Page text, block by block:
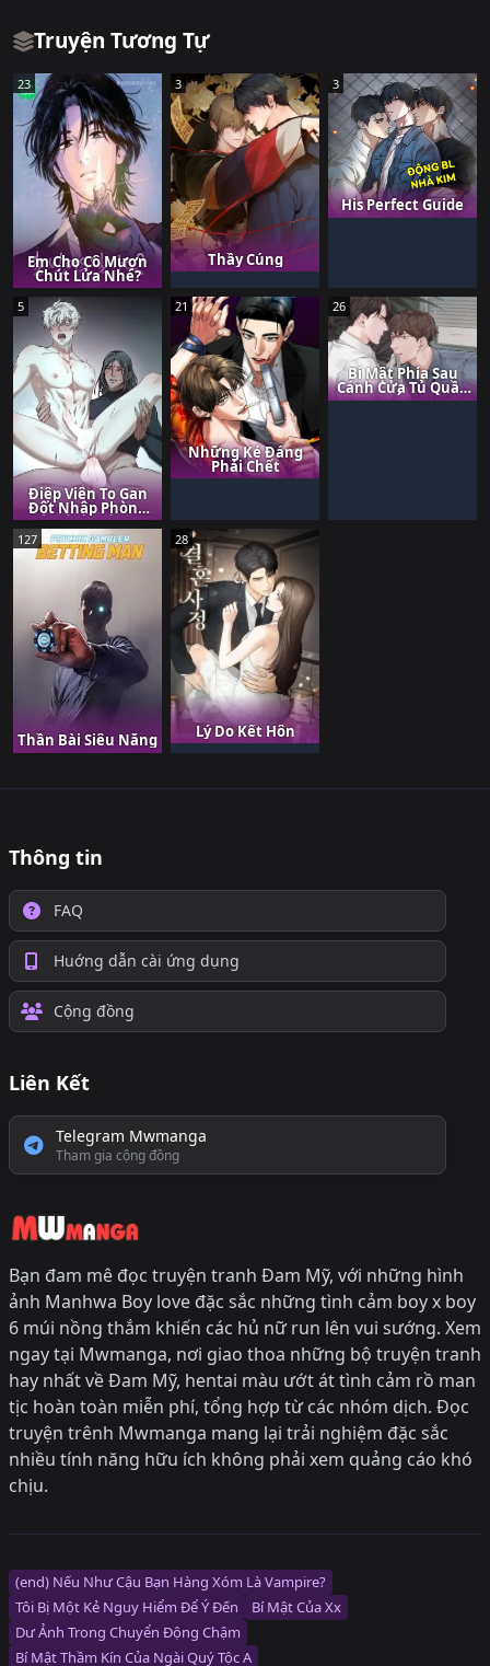
Truyện Tương Tự
23
Em Cho Cô Mượn
Chút Lửa Nhé?
3
Thầy Cúng
3
His Perfect Guide
5
Điệp Viên To Gan
Đột Nhập Phòng
Thí Nghiệm
21
Những Kẻ Đáng
Phải Chết
26
Bí Mật Phía Sau
Cánh Cửa Tủ Quần
Áo
127
Thần Bài Siêu Năng
28
Lý Do Kết Hôn
Thông tin
FAQ
Huớng dẫn cài ứng dụng
Cộng đồng
Liên Kết
Telegram Mwmanga
Tham gia cộng đồng
Bạn đam mê đọc truyện tranh Đam Mỹ, với những hình
ảnh Manhwa Boy love đặc sắc những tình cảm boy x boy
6 múi nồng thắm khiến các hủ nữ run lên vui sướng. Xem
ngay tại Mwmanga, nơi giao thoa những bộ truyện tranh
hay nhất về Đam Mỹ, hentai màu ướt át tình cảm rồ man
tịc hoàn toàn miễn phí, tổng hợp từ các nhóm dịch. Đọc
truyện trênh Mwmanga mang lại trải nghiệm đặc sắc
nhiều tính năng hữu ích không phải xem quảng cáo khó
chịu.
(end) Nếu Như Cậu Bạn Hàng Xóm Là Vampire?
Tôi Bị Một Kẻ Nguy Hiểm Để Ý Đến
Bí Mật Của Xx
Dư Ảnh Trong Chuyển Động Chậm
Bí Mật Thầm Kín Của Ngài Quý Tộc Α